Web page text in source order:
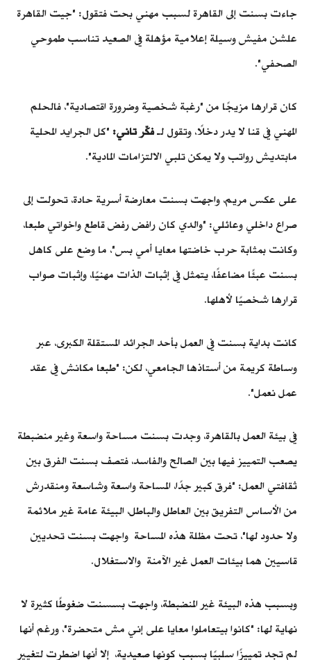
جاءت بسنت إلى القاهرة لسبب مهني بحت فتقول: "جيت القاهرة
علشن مفيش وسيلة إعلامية مؤهلة في الصعيد تناسب طموحي
الصحفي".
كان قرارها مزيجًا من "رغبة شخصية وضرورة اقتصادية"، فالحلم
المهني في قنا لا يدر دخلًا، وتقول لـفكّر تاني: "كل الجرايد المحلية
مابتديش رواتب ولا يمكن تلبي الالتزامات المادية".
على عكس مريم، واجهت بسنت معارضة أسرية حادة، تحولت إلى
صراع داخلي وعائلي: "والدي كان رافض رفض قاطع واخواتي طبعا،
وكانت بمثابة حرب خاضتها معايا أمي بس"، ما وضع على كاهل
بسنت عبئًا مضاعفًا، يتمثل في إثبات الذات مهنيًا، وإثبات صواب
قرارها شخصيًا لأهلها.
كانت بداية بسنت في العمل بأحد الجرائد المستقلة الكبرى، عبر
وساطة كريمة من أستاذها الجامعي، لكن: "طبعا مكانش في عقد
عمل نعمل".
في بيئة العمل بالقاهرة، وجدت بسنت مساحة واسعة وغير منضبطة
يصعب التمييز فيها بين الصالح والفاسد، فتصف بسنت الفرق بين
ثقافتي العمل: "فرق كبير جدًا، المساحة واسعة وشاسعة ومنقدرش
من الأساس التفريق بين العاطل والباطل، البيئة عامة غير ملائمة
ولا حدود لها"، تحت مظلة هذه المساحة واجهت بسنت تحديين
قاسيين هما بيئات العمل غير الآمنة والاستغلال.
وبسبب هذه البيئة غير المنضبطة، واجهت بسسنت ضغوطًا كثيرة لا
نهاية لها: "كانوا بيتعاملوا معايا على إني مش متحضرة"، ورغم أنها
لم تجد تمييزًا سلبيًا بسبب كونها صعيدية، إلا أنها اضطرت لتغيير